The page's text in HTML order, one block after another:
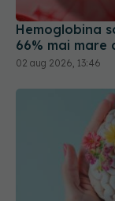
Hemoglobina
66% mai mare
02 aug 2026, 13:46